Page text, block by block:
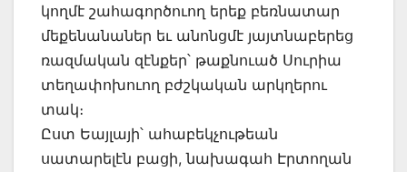
կողմէ շահագործուող երեք բեռնատար
մեքենանաներ եւ անոնցմէ յայտնաբերեց
ռազմական զէնքեր՝ թաքնուած Սուրիա
տեղափոխուող բժշկական արկղերու
տակ։
Ըստ Եայլայի՝ ահաբեկչութեան
սատարելէն բացի, նախագահ Էրտողան